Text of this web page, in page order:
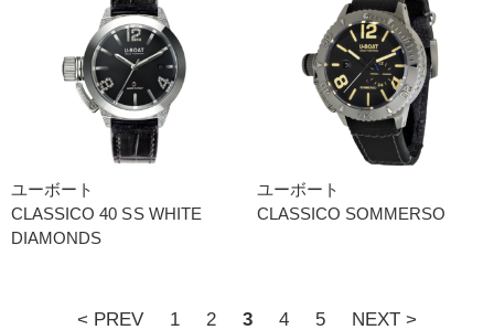
ユーボート
CLASSICO 40 SS WHITE
DIAMONDS
ユーボート
CLASSICO SOMMERSO
< PREV 1 2 3 4 5 NEXT >